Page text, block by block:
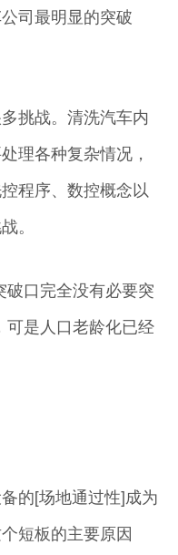
司最明显的突破
挑战。清洗汽车内
理各种复杂情况，
程序、数控概念以
。
破口完全没有必要突
可是人口老龄化已经
的[场地通过性]成为
短板的主要原因